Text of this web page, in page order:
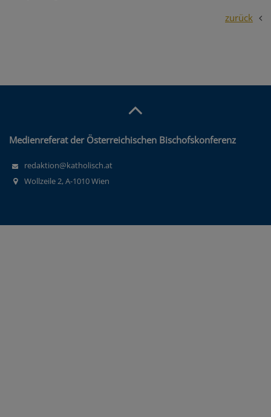
zurück
Medienreferat der Österreichischen Bischofskonferenz
redaktion@katholisch.at
Wollzeile 2, A-1010 Wien